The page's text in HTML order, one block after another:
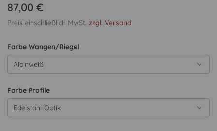
87,00 €
Preis einschließlich MwSt. zzgl. Versand
Farbe Wangen/Riegel
Alpinweiß
Farbe Profile
Edelstahl-Optik